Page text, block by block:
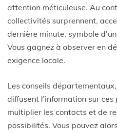
attention méticuleuse. Au
collectivités surprennent,
dernière minute, symbole
Vous gagnez à observer en
exigence locale.
Les conseils
diffusent l’information sur
multiplier les contacts et de
possibilités. Vous pouvez